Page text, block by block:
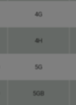
4G
4H
5G
5GB